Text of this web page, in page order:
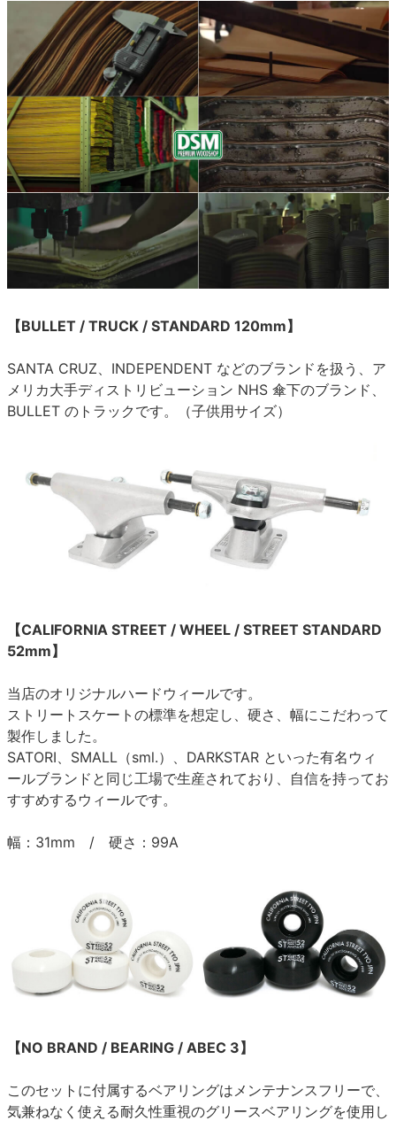
【BULLET / TRUCK / STANDARD 120mm】
SANTA CRUZ、INDEPENDENT などのブランドを扱う、ア
メリカ大手ディストリビューション NHS 傘下のブランド、
BULLET のトラックです。（子供用サイズ）
【CALIFORNIA STREET / WHEEL / STREET STANDARD
52mm】
当店のオリジナルハードウィールです。
ストリートスケートの標準を想定し、硬さ、幅にこだわって
製作しました。
SATORI、SMALL（sml.）、DARKSTAR といった有名ウィ
ールブランドと同じ工場で生産されており、自信を持ってお
すすめするウィールです。
幅：31mm / 硬さ：99A
【NO BRAND / BEARING / ABEC 3】
このセットに付属するベアリングはメンテナンスフリーで、
気兼ねなく使える耐久性重視のグリースベアリングを使用し